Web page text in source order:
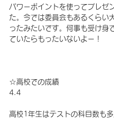
パワーポイントを使ってプレゼ
た。今では委員会もあるくらい
ったみたいです。何事も受け身
ていたらもったいないよー！
☆高校での成績
4.4
高校1年生はテストの科目数も